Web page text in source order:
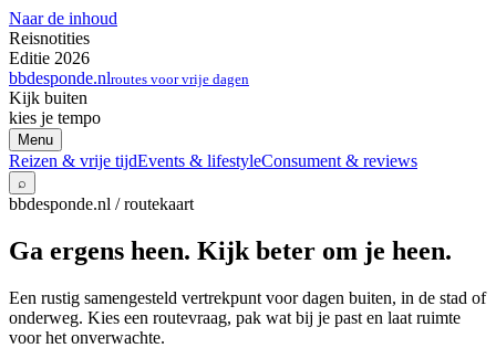
Naar de inhoud
Reisnotities
Editie 2026
bbdesponde.nlroutes voor vrije dagen
Kijk buiten
kies je tempo
Menu
Reizen & vrije tijdEvents & lifestyleConsument & reviews
⌕
bbdesponde.nl / routekaart
Ga ergens heen. Kijk beter om je heen.
Een rustig samengesteld vertrekpunt voor dagen buiten, in de stad of
onderweg. Kies een routevraag, pak wat bij je past en laat ruimte
voor het onverwachte.